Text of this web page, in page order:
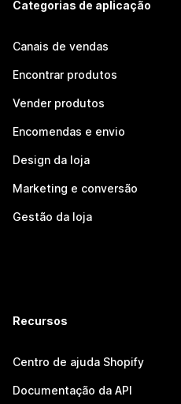
Categorias de aplicação
Canais de vendas
Encontrar produtos
Vender produtos
Encomendas e envio
Design da loja
Marketing e conversão
Gestão da loja
Recursos
Centro de ajuda Shopify
Documentação da API